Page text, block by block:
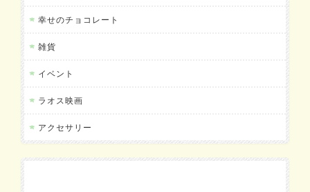
幸せのチョコレート
雑貨
イベント
ラオス映画
アクセサリー